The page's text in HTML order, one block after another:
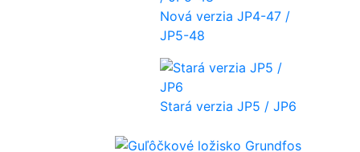
Nová verzia JP4-47 /
JP5-48
Stará verzia JP5 / JP6